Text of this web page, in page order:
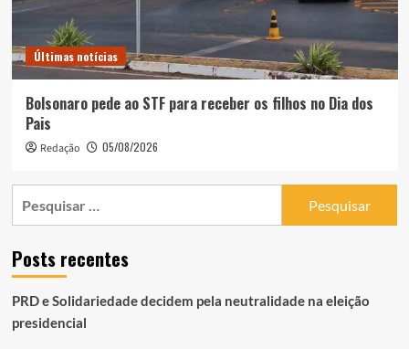
Últimas notícias
Bolsonaro pede ao STF para receber os filhos no Dia dos
Pais
Redação 05/08/2026
Posts recentes
PRD e Solidariedade decidem pela neutralidade na eleição
presidencial